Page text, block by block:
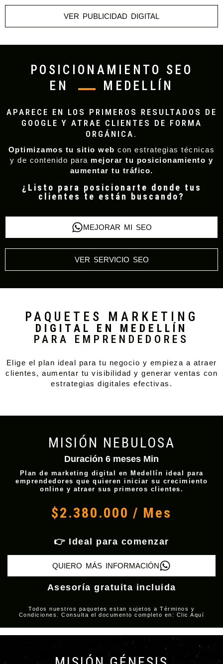
POSICIONAMIENTO SEO
EN
MEDELLÍN
APARECE EN LOS PRIMEROS RESULTADOS DE
GOOGLE Y ATRAE CLIENTES DE FORMA
ORGÁNICA.
Optimizamos tu sitio web con estrategias técnicas
y de contenido para mejorar tu posicionamiento y
aumentar tu tráfico.
¿Listo para posicionarte donde tus
clientes te están buscando?
MEJORAR MI SEO
VER SERVICIO SEO
VER PUBLICIDAD DIGITAL
PAQUETES MARKETING
DIGITAL EN MEDELLÍN
PARA EMPRENDEDORES
Elige el plan ideal para tu negocio y empieza a atraer
clientes, aumentar tu visibilidad y generar ventas con
estrategias digitales efectivas.
MISIÓN NEBULOSA
Duración 6 meses Min
Plan de marketing digital en Medellín ideal para
emprendedores que quieren iniciar su crecimiento
online y atraer sus primeros clientes.
$2.380.000 / Mes
👉 Ideal para comenzar
QUIERO MÁS INFORMACIÓN
Asesoría gratuita incluida
Todos nuestros paquetes estan sujetos a Términos y
Condiciones. Consulta el documento completo en: Clic Aquí